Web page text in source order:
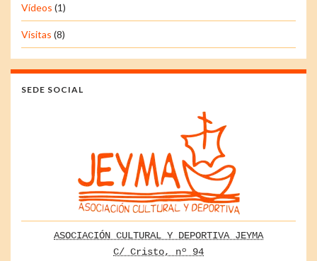
Vídeos (1)
Visitas (8)
SEDE SOCIAL
ASOCIACIÓN CULTURAL Y DEPORTIVA JEYMA
C/ Cristo, nº 94